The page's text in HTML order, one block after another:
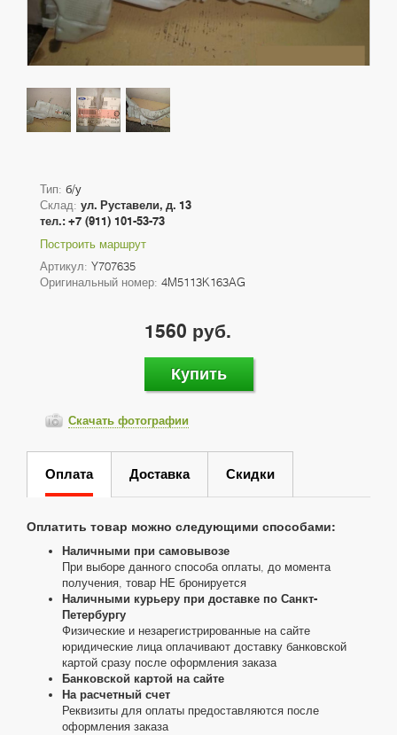
Тип: б/у
Склад: ул. Руставели, д. 13
тел.: +7 (911) 101-53-73
Построить маршрут
Артикул: Y707635
Оригинальный номер: 4M5113K163AG
1560 руб.
Купить
Скачать фотографии
Оплата Доставка Скидки
Оплатить товар можно следующими способами:
Наличными при самовывозе
При выборе данного способа оплаты, до момента
получения, товар НЕ бронируется
Наличными курьеру при доставке по Санкт-
Петербургу
Физические и незарегистрированные на сайте
юридические лица оплачивают доставку банковской
картой сразу после оформления заказа
Банковской картой на сайте
На расчетный счет
Реквизиты для оплаты предоставляются после
оформления заказа